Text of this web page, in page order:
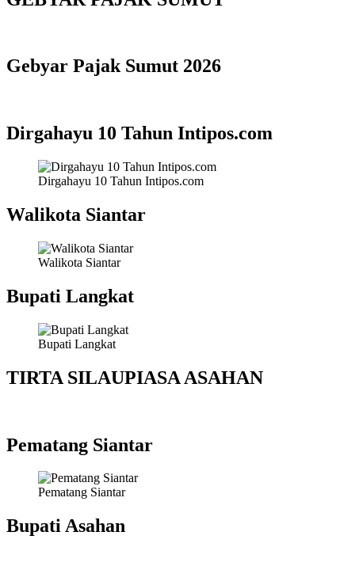
Gebyar Pajak Sumut 2026
Dirgahayu 10 Tahun Intipos.com
Dirgahayu 10 Tahun Intipos.com
Walikota Siantar
Walikota Siantar
Bupati Langkat
Bupati Langkat
TIRTA SILAUPIASA ASAHAN
Pematang Siantar
Pematang Siantar
Bupati Asahan